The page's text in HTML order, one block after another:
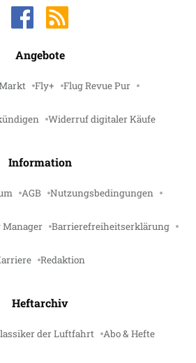
Angebote
Fly+ Flug Revue Pur
Widerruf digitaler Käufe
Information
AGB Nutzungsbedingungen
Barrierefreiheitserklärung
Redaktion
Heftarchiv
der Luftfahrt Abo & Hefte